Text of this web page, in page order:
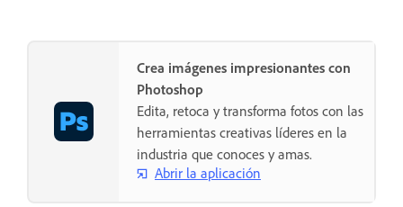
Crea imágenes impresionantes con
Photoshop
Edita, retoca y transforma fotos con las
herramientas creativas líderes en la
industria que conoces y amas.
Abrir la aplicación